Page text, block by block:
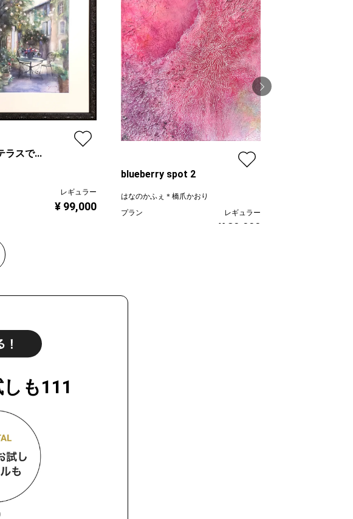
ラスで...
レギュラー
¥ 99,000
blueberry spot 2
はなのかふぇ＊橋爪かおり
プラン
レギュラー
¥ 30,000
も111